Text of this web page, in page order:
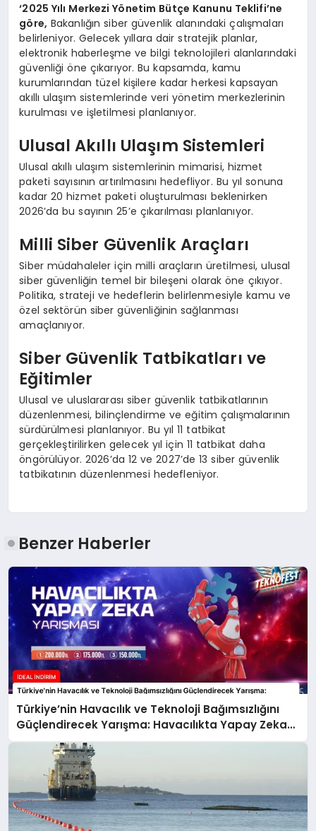
‘2025 Yılı Merkezi Yönetim Bütçe Kanunu Teklifi’ne
göre, Bakanlığın siber güvenlik alanındaki çalışmaları
belirleniyor. Gelecek yıllara dair stratejik planlar,
elektronik haberleşme ve bilgi teknolojileri alanlarındaki
güvenliği öne çıkarıyor. Bu kapsamda, kamu
kurumlarından tüzel kişilere kadar herkesi kapsayan
akıllı ulaşım sistemlerinde veri yönetim merkezlerinin
kurulması ve işletilmesi planlanıyor.
Ulusal Akıllı Ulaşım Sistemleri
Ulusal akıllı ulaşım sistemlerinin mimarisi, hizmet
paketi sayısının artırılmasını hedefliyor. Bu yıl sonuna
kadar 20 hizmet paketi oluşturulması beklenirken
2026’da bu sayının 25’e çıkarılması planlanıyor.
Milli Siber Güvenlik Araçları
Siber müdahaleler için milli araçların üretilmesi, ulusal
siber güvenliğin temel bir bileşeni olarak öne çıkıyor.
Politika, strateji ve hedeflerin belirlenmesiyle kamu ve
özel sektörün siber güvenliğinin sağlanması
amaçlanıyor.
Siber Güvenlik Tatbikatları ve
Eğitimler
Ulusal ve uluslararası siber güvenlik tatbikatlarının
düzenlenmesi, bilinçlendirme ve eğitim çalışmalarının
sürdürülmesi planlanıyor. Bu yıl 11 tatbikat
gerçekleştirilirken gelecek yıl için 11 tatbikat daha
öngörülüyor. 2026’da 12 ve 2027’de 13 siber güvenlik
tatbikatının düzenlenmesi hedefleniyor.
Benzer Haberler
Türkiye’nin Havacılık ve Teknoloji Bağımsızlığını
Güçlendirecek Yarışma: Havacılıkta Yapay Zeka
Yarışması